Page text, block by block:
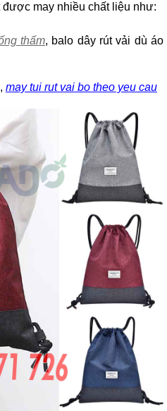
may nhiều chất liệu như:
thấm, balo dây rút vải dù áo
may tui rut vai bo theo yeu cau